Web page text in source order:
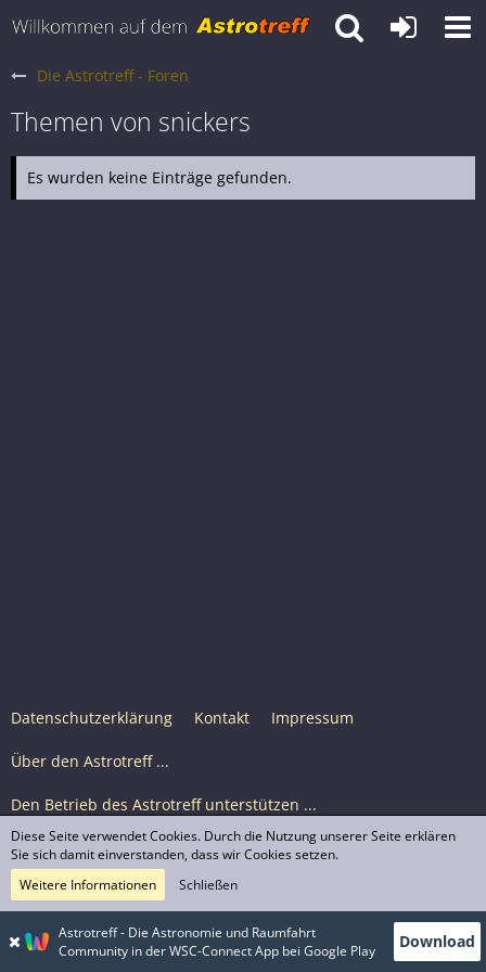
Die Astrotreff - Foren
Themen von snickers
Es wurden keine Einträge gefunden.
Datenschutzerklärung Kontakt Impressum
Über den Astrotreff ...
Den Betrieb des Astrotreff unterstützen ...
Nutzungsbedingungen
© Astrotreff 2001-2026, lizenziert unter CC BY-SA,
sofern für einzelne Inhalte nicht anders angegeben
Astrotreff - Die Astronomie und Raumfahrt
Community in der WSC-Connect App bei Google Play
Download
Diese Seite verwendet Cookies. Durch die Nutzung unserer Seite erklären
Sie sich damit einverstanden, dass wir Cookies setzen.
Weitere Informationen
Schließen